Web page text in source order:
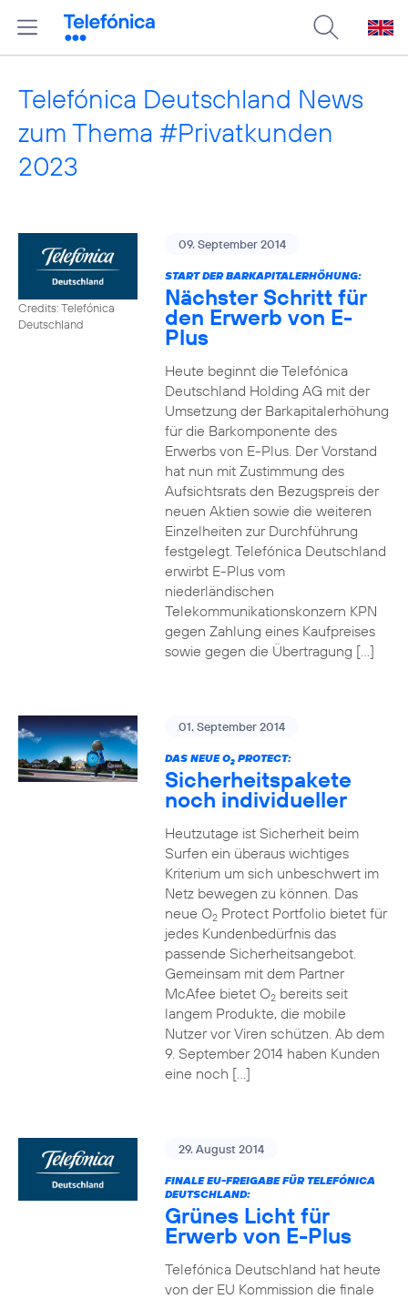
Telefónica Deutschland News
zum Thema #Privatkunden
2023
Credits: Telefónica
Deutschland
09. September 2014
START DER BARKAPITALERHÖHUNG:
Nächster Schritt für
den Erwerb von E-
Plus
Heute beginnt die Telefónica
Deutschland Holding AG mit der
Umsetzung der Barkapitalerhöhung
für die Barkomponente des
Erwerbs von E-Plus. Der Vorstand
hat nun mit Zustimmung des
Aufsichtsrats den Bezugspreis der
neuen Aktien sowie die weiteren
Einzelheiten zur Durchführung
festgelegt. Telefónica Deutschland
erwirbt E-Plus vom
niederländischen
Telekommunikationskonzern KPN
gegen Zahlung eines Kaufpreises
sowie gegen die Übertragung […]
01. September 2014
DAS NEUE O2PROTECT:
Sicherheitspakete
noch individueller
Heutzutage ist Sicherheit beim
Surfen ein überaus wichtiges
Kriterium um sich unbeschwert im
Netz bewegen zu können. Das
neue O2Protect Portfolio bietet für
jedes Kundenbedürfnis das
passende Sicherheitsangebot.
Gemeinsam mit dem Partner
McAfee bietet O2bereits seit
langem Produkte, die mobile
Nutzer vor Viren schützen. Ab dem
9. September 2014 haben Kunden
eine noch […]
29. August 2014
FINALE EU-FREIGABE FÜR TELEFÓNICA
DEUTSCHLAND:
Grünes Licht für
Erwerb von E-Plus
Telefónica Deutschland hat heute
von der EU Kommission die finale